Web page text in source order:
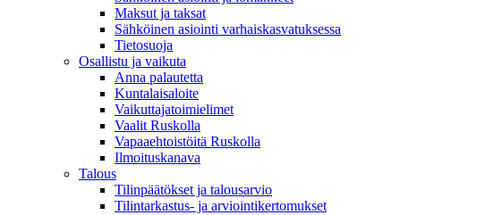
Maksut ja taksat
Sähköinen asiointi varhaiskasvatuksessa
Tietosuoja
Osallistu ja vaikuta
Anna palautetta
Kuntalaisaloite
Vaikuttajatoimielimet
Vaalit Ruskolla
Vapaaehtoistöitä Ruskolla
Ilmoituskanava
Talous
Tilinpäätökset ja talousarvio
Tilintarkastus- ja arviointikertomukset